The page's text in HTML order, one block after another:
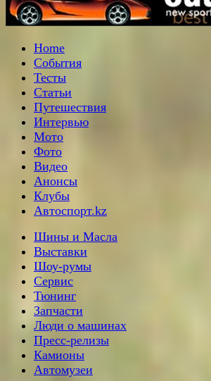
Home
События
Тесты
Статьи
Путешествия
Интервью
Мото
Фото
Видео
Анонсы
Клубы
Автоспорт.kz
Шины и Масла
Выставки
Шоу-румы
Сервис
Тюнинг
Запчасти
Люди о машинах
Пресс-релизы
Камионы
Автомузеи